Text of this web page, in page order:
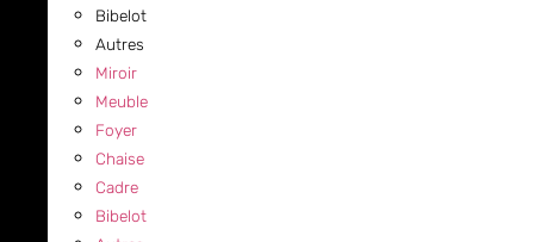
Bibelot
Autres
Miroir
Meuble
Foyer
Chaise
Cadre
Bibelot